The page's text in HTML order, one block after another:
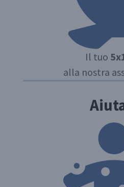
Il tuo
alla nostra